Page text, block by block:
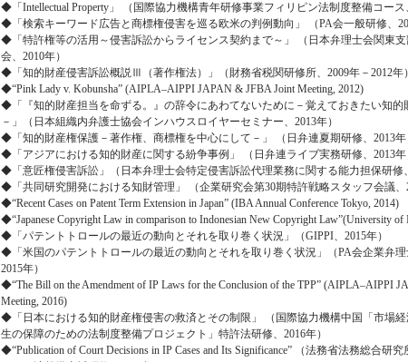
◆「Intellectual Property」 （国際協力機構青年研修事業フィリピン法制度整備コース
◆「検索キーワード広告と商標権侵害を巡る欧米の判例動向」 （PA会一般研修、
◆「特許権等の活用～侵害訴訟からライセンス契約まで～」 （日本弁理士会関東
会、2010年）
◆「知的財産侵害訴訟概説Ⅲ（著作権法）」（財務省税関研修所、2009年－2012年）
◆“Pink Lady v. Kobunsha” (AIPLA–AIPPI JAPAN & JFBA Joint Meeting, 2012)
◆「『知的財産担当を命ずる。』の辞令にあわてないために－覚えておきたい知的
－」（日本組織内弁護士協会インハウスロイヤーセミナー、2013年）
◆「知的財産権保護－著作権、商標権を中心にして－」 （日弁連夏期研修、2013年
◆「アジアにおける知的財産に関する紛争事例」 （日弁連ライブ実務研修、2013年
◆「意匠権侵害訴訟」（日本弁理士会特定侵害訴訟代理業務に関する能力担保研修
◆「共同研究開発における知財管理」 （企業研究会第30期特許戦略スタッフ会議、
◆“Recent Cases on Patent Term Extension in Japan” (IBA Annual Conference Tokyo, 2014)
◆“Japanese Copyright Law in comparison to Indonesian New Copyright Law”(University of
◆「パテントトロールの最近の動向とそれを取り巻く状況」（GIPPI、2015年）
◆「米国のパテントトロールの最近の動向とそれを取り巻く状況」（PA会企業弁理
2015年）
◆“The Bill on the Amendment of IP Laws for the Conclusion of the TPP” (AIPLA–AIPPI
Meeting, 2016)
◆「日本における知的財産権侵害の救済とその制限」 （国際協力機構中国「市場
生の保障のための法制度整備プロジェクト」特許法研修、2016年）
◆“Publication of Court Decisions in IP Cases and Its Significance” （法務省法務総合研